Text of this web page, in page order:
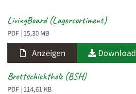
LivingBoard (Lagersortiment)
PDF | 15,30 MB
Anzeigen Download
Brettschichtholz (BSH)
PDF | 114,61 KB